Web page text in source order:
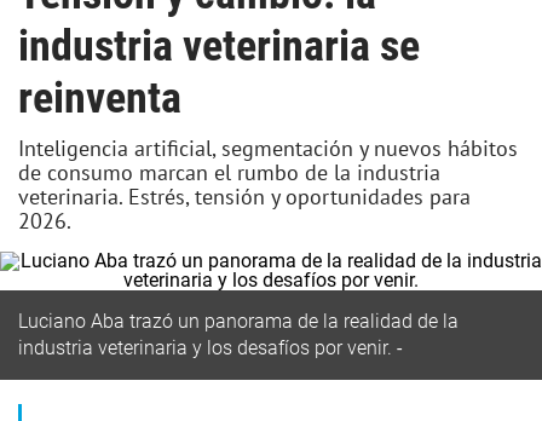
industria veterinaria se
reinventa
Inteligencia artificial, segmentación y nuevos hábitos
de consumo marcan el rumbo de la industria
veterinaria. Estrés, tensión y oportunidades para
2026.
Luciano Aba trazó un panorama de la realidad de la
industria veterinaria y los desafíos por venir.